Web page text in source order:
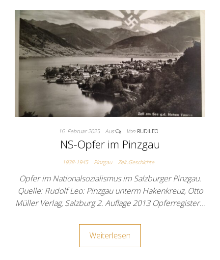
16. Februar 2025 Aus Von RUDILEO
NS-Opfer im Pinzgau
1938-1945 Pinzgau Zeit.Geschichte
Opfer im Nationalsozialismus im Salzburger Pinzgau.
Quelle: Rudolf Leo: Pinzgau unterm Hakenkreuz, Otto
Müller Verlag, Salzburg 2. Auflage 2013 Opferregister…
Weiterlesen